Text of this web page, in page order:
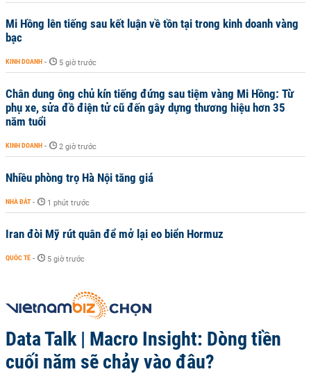
Mi Hồng lên tiếng sau kết luận về tồn tại trong kinh doanh vàng
bạc
KINH DOANH - 5 giờ trước
Chân dung ông chủ kín tiếng đứng sau tiệm vàng Mi Hồng: Từ
phụ xe, sửa đồ điện tử cũ đến gây dựng thương hiệu hơn 35
năm tuổi
KINH DOANH - 2 giờ trước
Nhiều phòng trọ Hà Nội tăng giá
NHÀ ĐẤT - 1 phút trước
Iran đòi Mỹ rút quân để mở lại eo biển Hormuz
QUỐC TẾ - 5 giờ trước
Data Talk | Macro Insight: Dòng tiền
cuối năm sẽ chảy vào đâu?